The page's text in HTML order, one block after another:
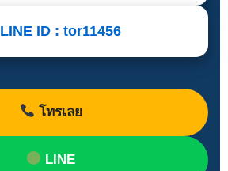
LINE ID : tor11456
โทรเลย
LINE